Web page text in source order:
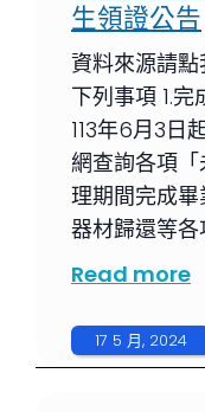
生領證公告
資料來源請
下列事項 1.
113年6月3日
網查詢各項
理期間完成
器材歸還等
Read more
17 5 月, 2024